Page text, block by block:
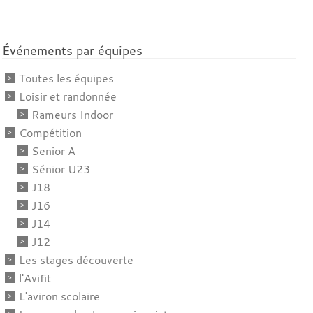
Événements par équipes
Toutes les équipes
Loisir et randonnée
Rameurs Indoor
Compétition
Senior A
Sénior U23
J18
J16
J14
J12
Les stages découverte
l'Avifit
L'aviron scolaire